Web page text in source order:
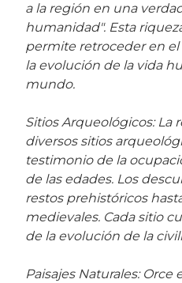
a la región en una
humanidad". Esta
permite retroceder en
la evolución de la vida
mundo.
Sitios Arqueológicos: La
diversos sitios
testimonio de la
de las edades. Los
restos prehistóricos
medievales. Cada sitio
de la evolución de la
Paisajes Naturales: Orce